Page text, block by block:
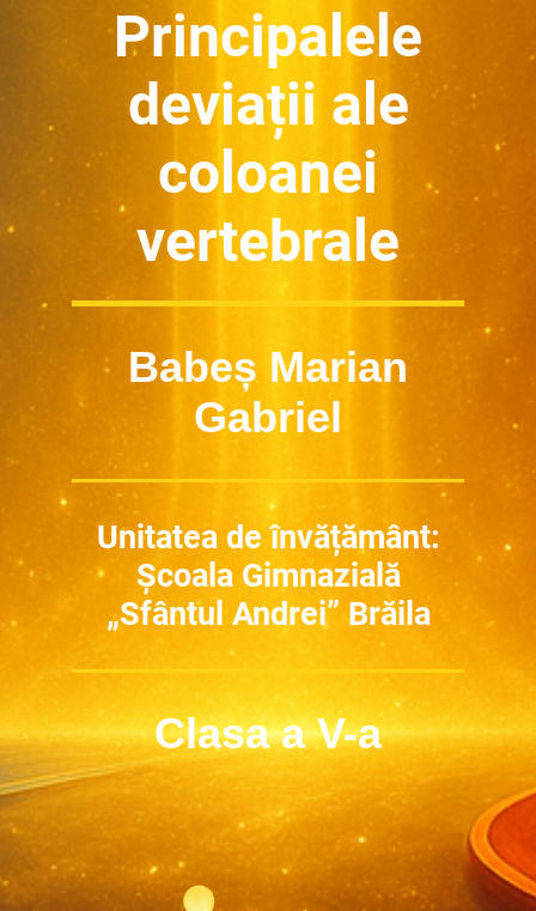
Principalele
deviații ale
coloanei
vertebrale
Babeș Marian
Gabriel
Unitatea de învățământ:
Școala Gimnazială
„Sfântul Andrei” Brăila
Clasa a V-a